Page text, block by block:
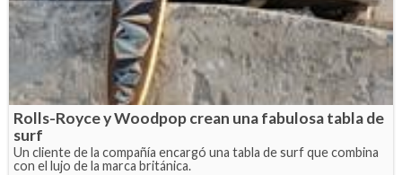
Rolls-Royce y Woodpop crean una fabulosa tabla de
surf
Un cliente de la compañía encargó una tabla de surf que combina
con el lujo de la marca británica.